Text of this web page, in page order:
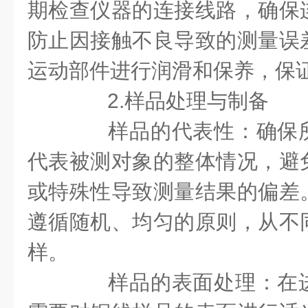
期检查仪器的连接线路，确
防止因接触不良导致的测量
运动部件进行润滑和保养，保
2.样品处理与制备
样品的代表性：确保
代表被测对象的整体情况，
或特殊性导致测量结果的偏
遵循随机、均匀的原则，从
样。
样品的表面处理：在